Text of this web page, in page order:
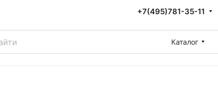
+7(495)781-35-11
Каталог